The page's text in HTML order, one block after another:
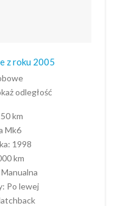
z roku 2005
odległość
km
Mk6
1998
km
Manualna
Po lewej